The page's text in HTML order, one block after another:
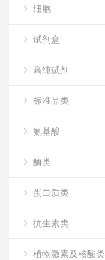
细胞
试剂盒
高纯试剂
标准品类
氨基酸
酶类
蛋白质类
抗生素类
植物激素及核酸类